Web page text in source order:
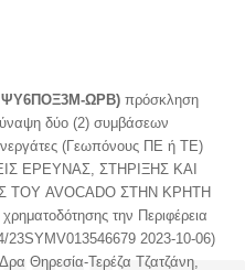
ΨΥ6ΠΟΞ3Μ-ΩΡΒ) πρόσκληση
δύο (2) συμβάσεων
(Γεωπόνους ΠΕ ή ΤΕ)
ΕΡΕΥΝΑΣ, ΣΤΗΡΙΞΗΣ ΚΑΙ
AVOCADO ΣΤΗΝ ΚΡΗΤΗ
την Περιφέρεια
2023-10-06)
Θηρεσία-Τερέζα Τζατζάνη,